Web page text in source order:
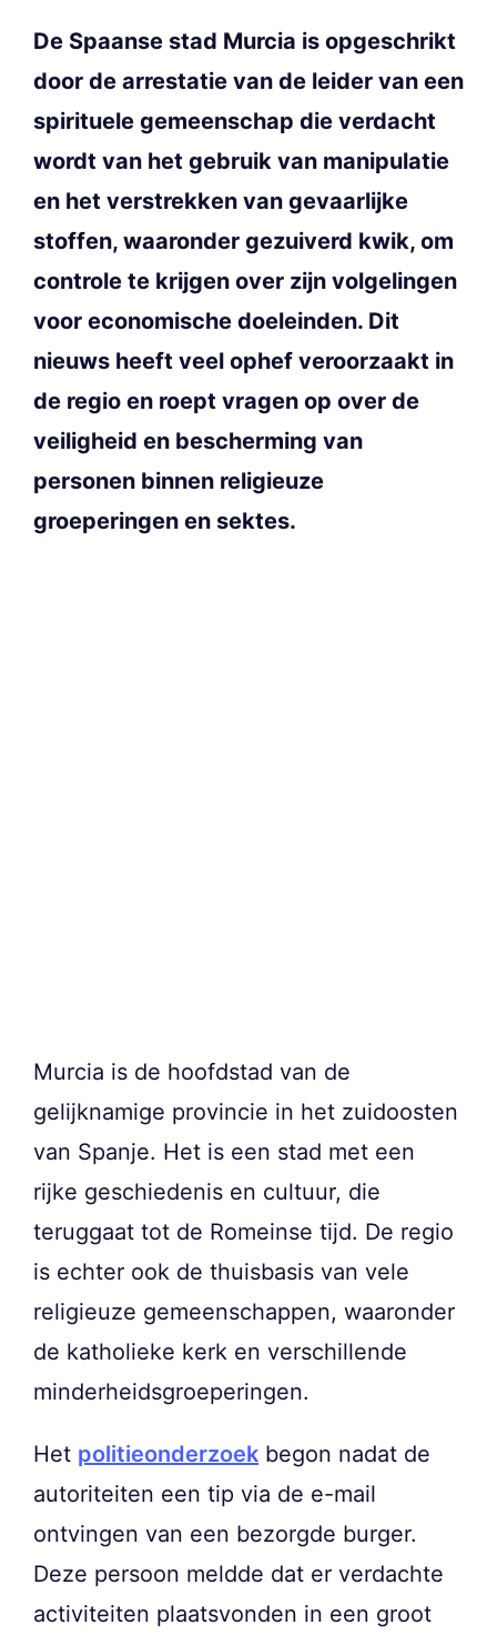
De Spaanse stad Murcia is opgeschrikt
door de arrestatie van de leider van een
spirituele gemeenschap die verdacht
wordt van het gebruik van manipulatie
en het verstrekken van gevaarlijke
stoffen, waaronder gezuiverd kwik, om
controle te krijgen over zijn volgelingen
voor economische doeleinden. Dit
nieuws heeft veel ophef veroorzaakt in
de regio en roept vragen op over de
veiligheid en bescherming van
personen binnen religieuze
groeperingen en sektes.
Murcia is de hoofdstad van de
gelijknamige provincie in het zuidoosten
van Spanje. Het is een stad met een
rijke geschiedenis en cultuur, die
teruggaat tot de Romeinse tijd. De regio
is echter ook de thuisbasis van vele
religieuze gemeenschappen, waaronder
de katholieke kerk en verschillende
minderheidsgroeperingen.
Het politieonderzoek begon nadat de
autoriteiten een tip via de e-mail
ontvingen van een bezorgde burger.
Deze persoon meldde dat er verdachte
activiteiten plaatsvonden in een groot